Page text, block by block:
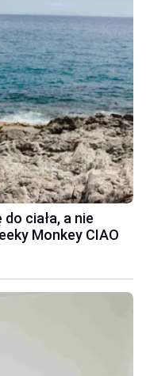
ciała, a nie
Monkey CIAO